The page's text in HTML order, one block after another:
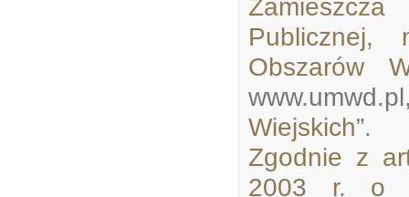
Publicznej,
Obszarów
www.umwd.pl
Wiejskich”.
Zgodnie z
2003 r. o